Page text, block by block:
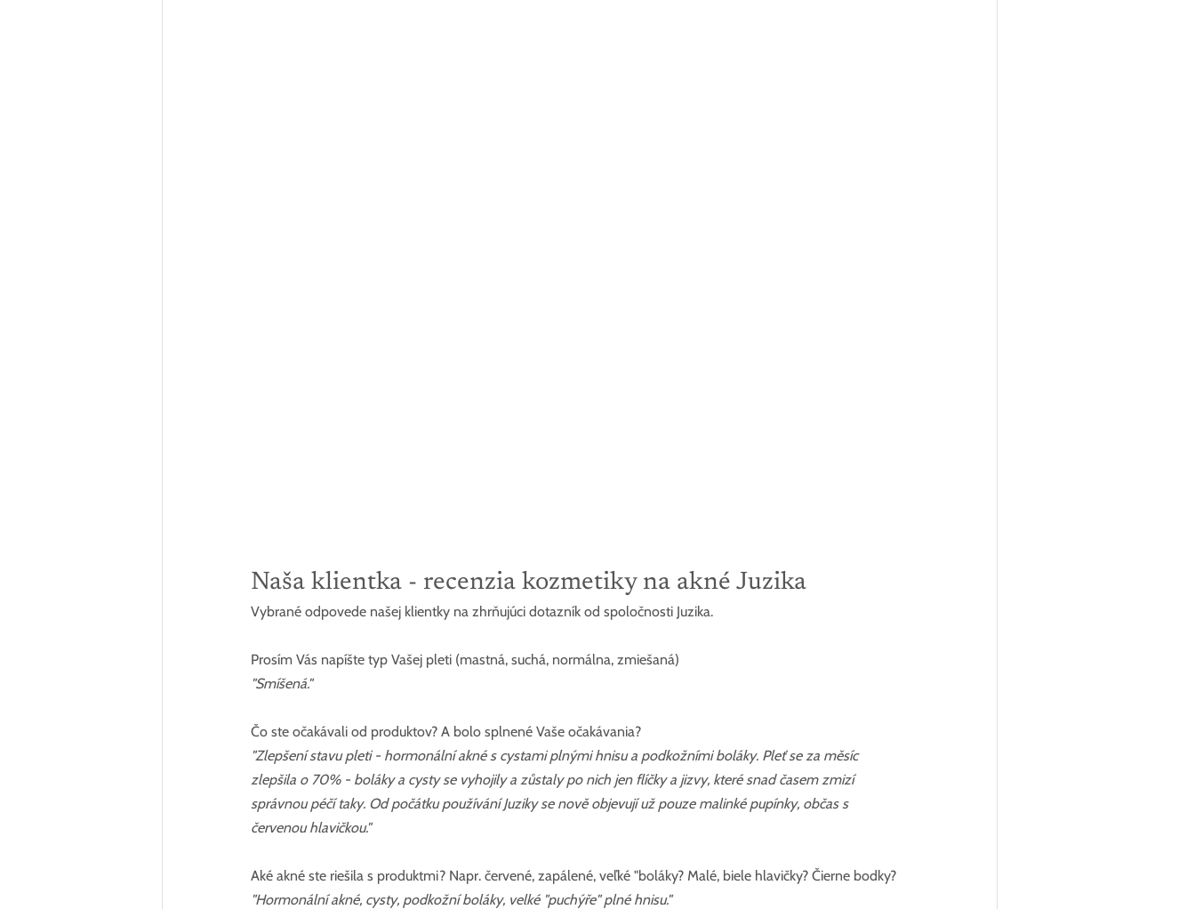
Naša klientka - recenzia kozmetiky na akné Juzika
Vybrané odpovede našej klientky na zhrňujúci dotazník od spoločnosti Juzika.
Prosím Vás napíšte typ Vašej pleti (mastná, suchá, normálna, zmiešaná)
"Smíšená."
Čo ste očakávali od produktov? A bolo splnené Vaše očakávania?
"Zlepšení stavu pleti - hormonální akné s cystami plnými hnisu a podkožními boláky. Pleť se za měsíc
zlepšila o 70% - boláky a cysty se vyhojily a zůstaly po nich jen flíčky a jizvy, které snad časem zmizí
správnou péčí taky. Od počátku používání Juziky se nově objevují už pouze malinké pupínky, občas s
červenou hlavičkou."
Aké akné ste riešila s produktmi? Napr. červené, zapálené, veľké "boláky? Malé, biele hlavičky? Čierne bodky?
"Hormonální akné, cysty, podkožní boláky, velké "puchýře" plné hnisu."